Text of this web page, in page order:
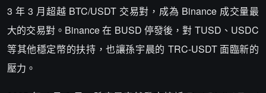
3 年 3 月超越 BTC/USDT 交易對，成為 Binance 成交量最
大的交易對。Binance 在 BUSD 停發後，對 TUSD、USDC
等其他穩定幣的扶持，也讓孫宇晨的 TRC‑USDT 面臨新的
壓力。